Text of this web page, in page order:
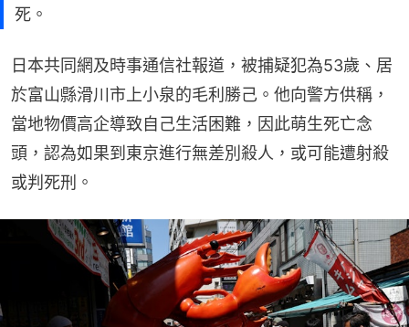
死。
日本共同網及時事通信社報道，被捕疑犯為53歲、居
於富山縣滑川市上小泉的毛利勝己。他向警方供稱，
當地物價高企導致自己生活困難，因此萌生死亡念
頭，認為如果到東京進行無差別殺人，或可能遭射殺
或判死刑。